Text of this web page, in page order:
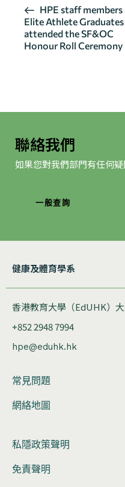
活
動
导
HPE staff members
Elite Athlete Graduates
attended the SF&OC
Honour Roll Ceremony
聯絡我們
如果您對我們部門有任何
一般查詢
健康及體育學系
香港教育大學（EdUHK）
+852 2948 7994
hpe@eduhk.hk
常見問題
網絡地圖
私隱政策聲明
免責聲明